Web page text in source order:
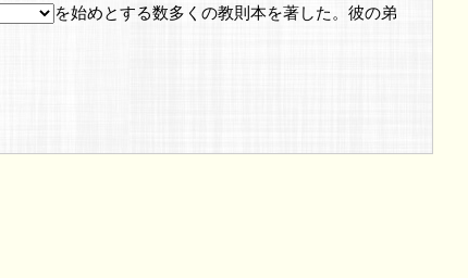
を始めとする数多くの教則本を著した。彼の弟